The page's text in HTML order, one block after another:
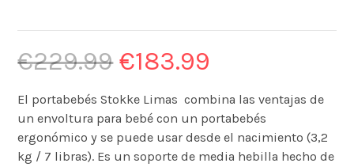
€229.99 €183.99
El portabebés Stokke Limas combina las ventajas de
un envoltura para bebé con un portabebés
ergonómico y se puede usar desde el nacimiento (3,2
kg / 7 libras). Es un soporte de media hebilla hecho de